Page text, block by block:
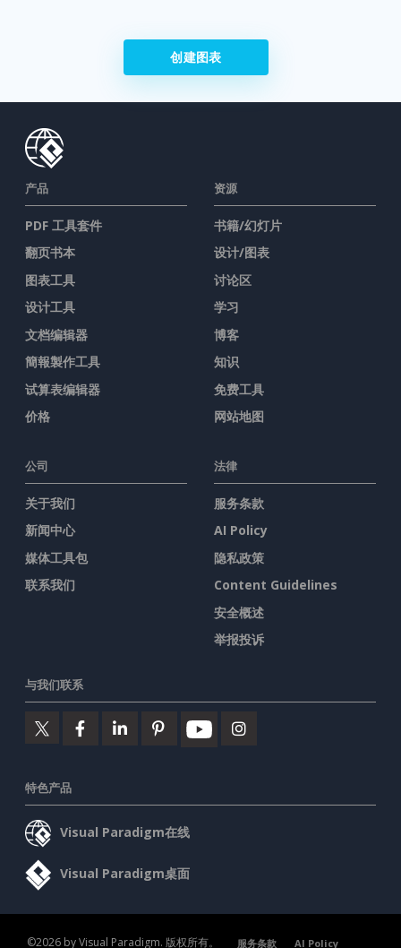
创建图表
产品
PDF 工具套件
翻页书本
图表工具
设计工具
文档编辑器
簡報製作工具
试算表编辑器
价格
资源
书籍/幻灯片
设计/图表
讨论区
学习
博客
知识
免费工具
网站地图
公司
关于我们
新闻中心
媒体工具包
联系我们
法律
服务条款
AI Policy
隐私政策
Content Guidelines
安全概述
举报投诉
与我们联系
特色产品
Visual Paradigm在线
Visual Paradigm桌面
©2026 by Visual Paradigm. 版权所有。 服务条款 AI Policy